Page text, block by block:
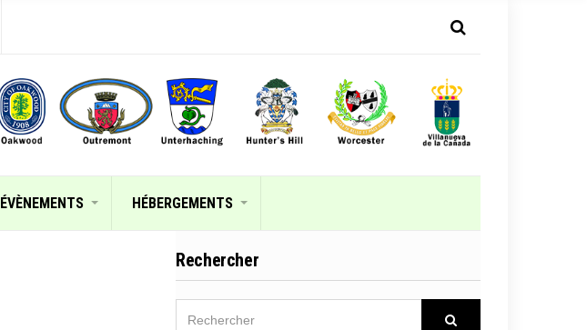
ÉVÈNEMENTS HÉBERGEMENTS
Rechercher